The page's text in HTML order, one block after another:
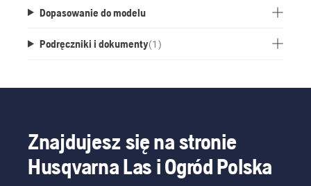
Dopasowanie do modelu
Podręczniki i dokumenty(1 )
Znajdujesz się na stronie
Husqvarna Las i Ogród Polska